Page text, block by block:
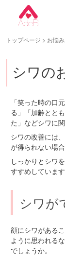
トップページ > お悩
シワの
「笑った時の口
る」「加齢とと
た」などシワに
シワの改善には
が得られない場合
しっかりとシワ
すすめしていま
シワが
顔にシワがある
ように思われる
でしょうか。